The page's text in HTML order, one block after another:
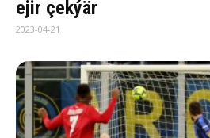
ejir çekýär
2023-04-21